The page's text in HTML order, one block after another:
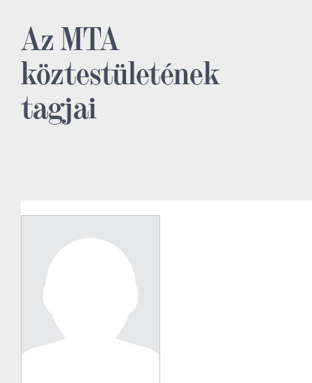
Az MTA
köztestületének
tagjai